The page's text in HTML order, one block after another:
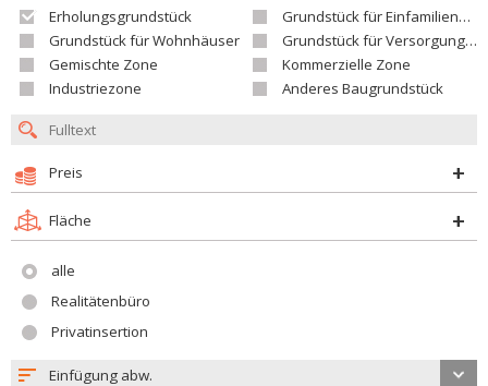
Erholungsgrundstück
Grundstück für Einfamilienhäuser
Grundstück für Wohnhäuser
Grundstück für Versorgungseinrichtungen
Gemischte Zone
Kommerzielle Zone
Industriezone
Anderes Baugrundstück
Preis
Fläche
alle
Realitätenbüro
Privatinsertion
Einfügung abw.